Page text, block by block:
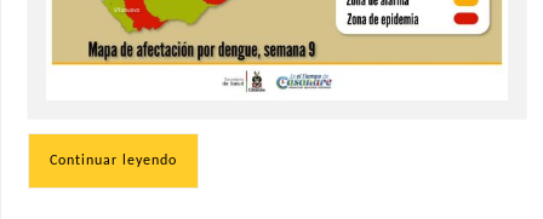
Continuar leyendo